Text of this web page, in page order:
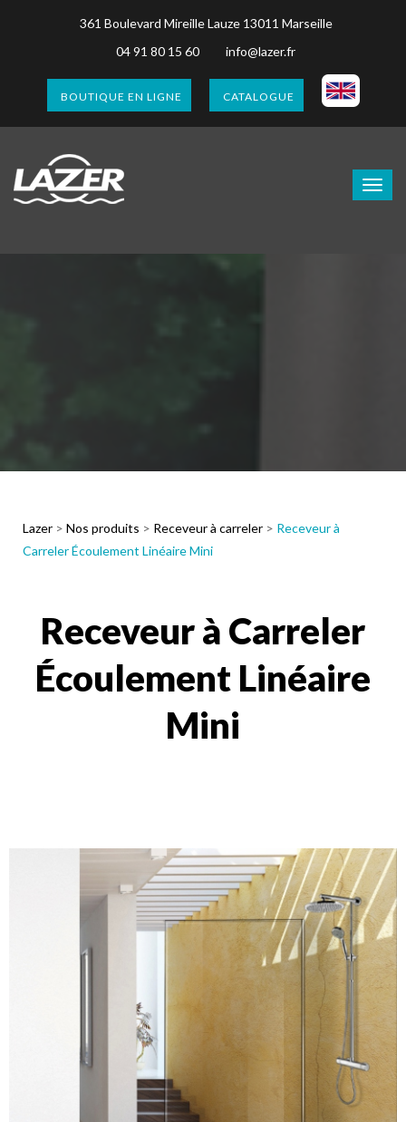
361 Boulevard Mireille Lauze 13011 Marseille
04 91 80 15 60
info@lazer.fr
BOUTIQUE EN LIGNE CATALOGUE
Lazer > Nos produits > Receveur à carreler > Receveur à
Carreler Écoulement Linéaire Mini
Receveur à Carreler
Écoulement Linéaire
Mini